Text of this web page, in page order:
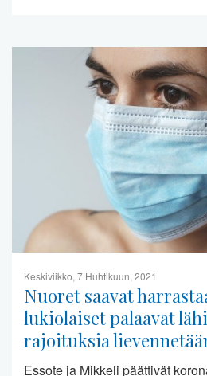
Keskiviikko, 7 Huhtikuun, 2021
Nuoret saavat
lukiolaiset palaavat
rajoituksia
Essote ja Mikkeli päättivät